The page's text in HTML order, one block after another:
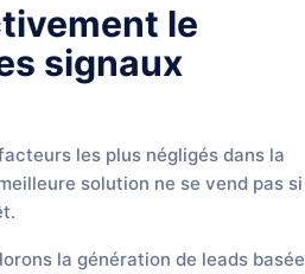
le
signaux
les plus négligés dans la
solution ne se vend pas si
la génération de leads basée